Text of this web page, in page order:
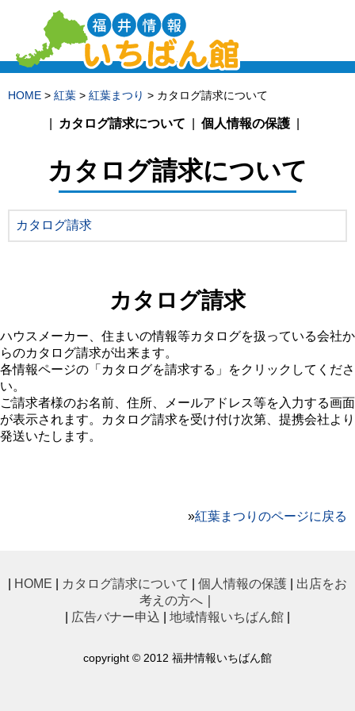
HOME > 紅葉 > 紅葉まつり > カタログ請求について
カタログ請求について 個人情報の保護
カタログ請求について
カタログ請求
カタログ請求
ハウスメーカー、住まいの情報等カタログを扱っている会社か
らのカタログ請求が出来ます。
各情報ページの「カタログを請求する」をクリックしてくださ
い。
ご請求者様のお名前、住所、メールアドレス等を入力する画面
が表示されます。カタログ請求を受け付け次第、提携会社より
発送いたします。
»紅葉まつりのページに戻る
HOME カタログ請求について 個人情報の保護
出店をお
考えの方へ
広告バナー申込 地域情報いちばん館
copyright © 2012 福井情報いちばん館